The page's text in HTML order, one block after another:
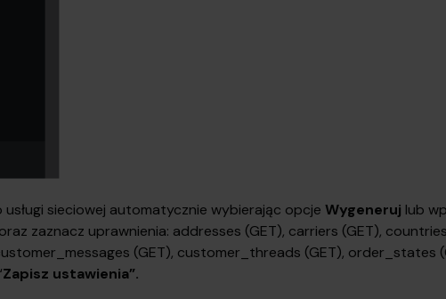
sieciowej automatycznie wybierając opcje Wygeneruj lub
zaznacz uprawnienia: addresses (GET), carriers (GET),
(GET), customer_threads (GET), order_states
Zapisz ustawienia”.